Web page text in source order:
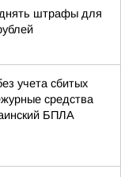
штрафы для
учета сбитых
средства
БПЛА